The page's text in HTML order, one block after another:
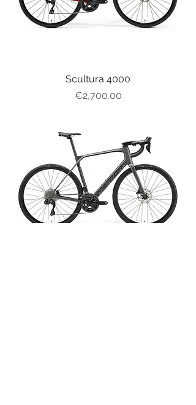
Scultura 4000
가격
€2,700.00